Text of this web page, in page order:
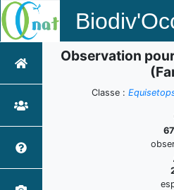
Observation
Classe :